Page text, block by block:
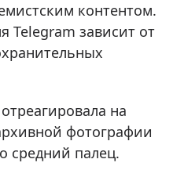
контентом.
Telegram зависит от
на
фотографии
средний палец .